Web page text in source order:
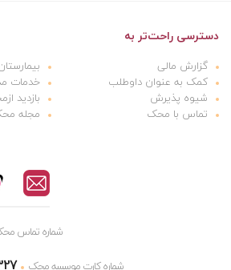
دسترسی راحت‌تر به
گزارش مالی
کمک به عنوان داوطلب
خدمات
شیوه پذیرش
بازدید
تماس با محک
مجله
شماره تماس
شماره کارت موسسه محک